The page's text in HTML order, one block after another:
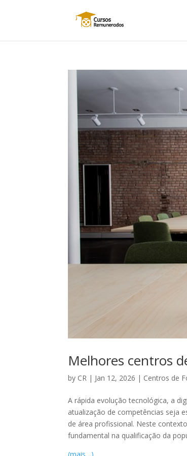
Melhores centros
by CR | Jan 12, 2026 | Centros de
A rápida evolução tecnológica, a
atualização de competências seja
de área profissional. Neste
fundamental na qualificação da